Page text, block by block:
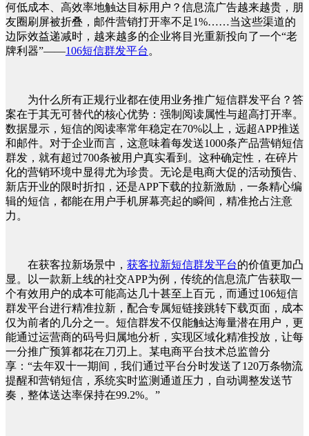
何低成本、高效率地触达目标用户？信息流广告越来越贵，朋
友圈刷屏被折叠，邮件营销打开率不足1%……当这些渠道的
边际效益递减时，越来越多的企业将目光重新投向了一个“老
牌利器”——106短信群发平台 。
为什么所有正规行业都在使用业务推广短信群发平台？答
案在于其无可替代的核心优势：强制阅读属性与超高打开率。
数据显示，短信的阅读率常年稳定在70%以上，远超APP推送
和邮件。对于企业而言，这意味着每发送1000条产品营销短信
群发，就有超过700条被用户真实看到。这种确定性，在碎片
化的营销环境中显得尤为珍贵。无论是电商大促的活动预告、
新店开业的限时折扣，还是APP下载的拉新激励，一条精心编
辑的短信，都能在用户手机屏幕亮起的瞬间，精准抢占注意
力。
在获客拉新场景中， 获客拉新短信群发平台的价值更加凸
显。以一款新上线的社交APP为例，传统的信息流广告获取一
个有效用户的成本可能高达几十甚至上百元，而通过106短信
群发平台进行精准拉新，配合专属短链接跳转下载页面，成本
仅为前者的几分之一。短信群发不仅能触达海量潜在用户，更
能通过运营商的码号归属地分析，实现区域化精准投放，让每
一分推广预算都花在刀刃上。某电商平台技术总监曾分
享：“去年双十一期间，我们通过平台分时发送了120万条物流
提醒和营销短信，系统实时监测通道压力，自动调整发送节
奏，整体送达率保持在99.2%。”